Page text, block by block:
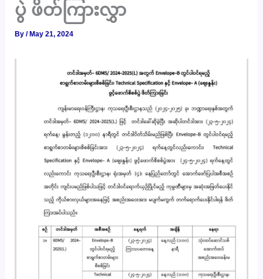
ပွဲ ဖိတ်ကြားလွှာ
By/ May 21, 2024